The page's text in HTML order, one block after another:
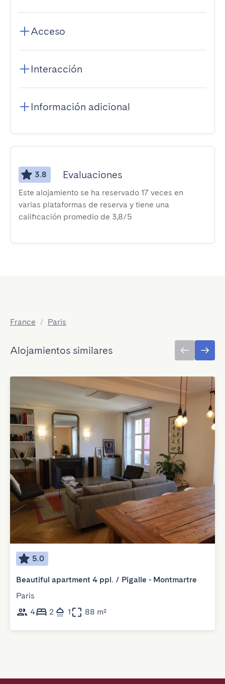
Acceso
Interacción
Información adicional
3.8 Evaluaciones
Este alojamiento se ha reservado 17 veces en
varias plataformas de reserva y tiene una
calificación promedio de 3,8/5
France / Paris
Alojamientos similares
5.0
Beautiful apartment 4 ppl. / Pigalle - Montmartre
Paris
4
2 1 88 m²